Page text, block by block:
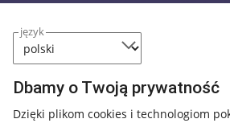
język
Dbamy o Twoją prywatność
Dzięki plikom cookies i technologiom